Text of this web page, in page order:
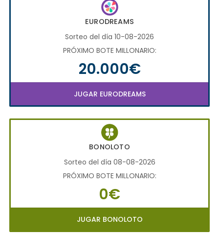
EURODREAMS
Sorteo del día 10-08-2026
PRÓXIMO BOTE MILLONARIO:
20.000€
JUGAR EURODREAMS
BONOLOTO
Sorteo del día 08-08-2026
PRÓXIMO BOTE MILLONARIO:
0€
JUGAR BONOLOTO